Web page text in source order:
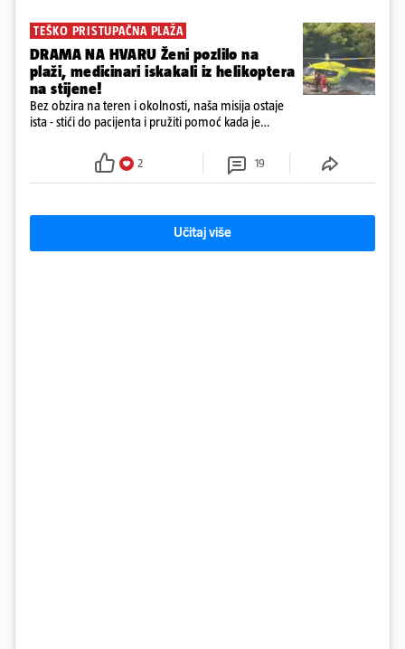
TEŠKO PRISTUPAČNA PLAŽA
DRAMA NA HVARU Ženi pozlilo na
plaži, medicinari iskakali iz helikoptera
na stijene!
Bez obzira na teren i okolnosti, naša misija ostaje
ista - stići do pacijenta i pružiti pomoć kada je
2 19
Učitaj više